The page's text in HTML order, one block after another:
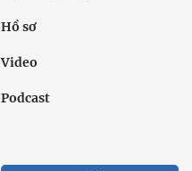
Hồ sơ
Video
Podcast